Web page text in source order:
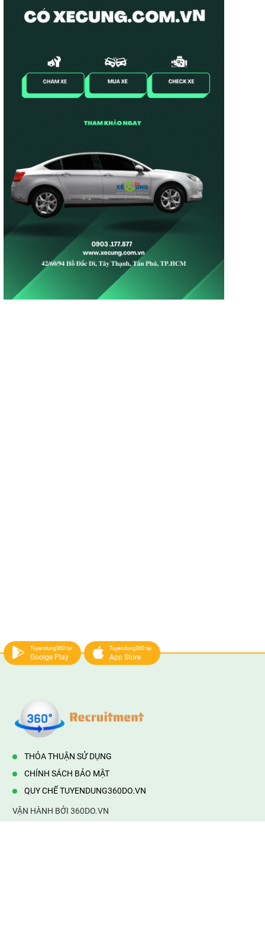
Tuyendung360 tại
Goolge Play
Tuyendung360 tại
App Store
THỎA THUẬN SỬ DỤNG
CHÍNH SÁCH BẢO MẬT
QUY CHẾ TUYENDUNG360DO.VN
VẬN HÀNH BỞI 360DO.VN